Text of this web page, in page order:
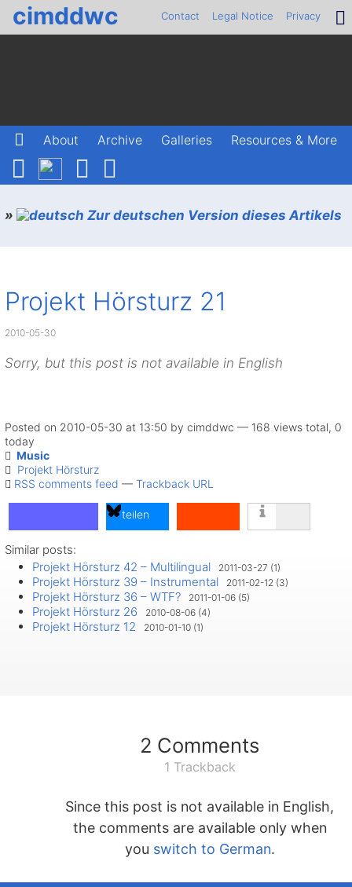
cimddwc Contact Legal Notice Privacy
About Archive Galleries Resources & More
» Zur deutschen Version dieses Artikels
Projekt Hörsturz 21
2010-05-30
Sorry, but this post is not available in English
Posted on 2010-05-30 at 13:50 by cimddwc — 168 views total, 0
today
Music
Projekt Hörsturz
RSS comments feed — Trackback URL
teilen
teilen
teilen
Similar posts:
Projekt Hörsturz 42 – Multilingual
2011-03-27 (1)
Projekt Hörsturz 39 – Instrumental 2011-02-12 (3)
Projekt Hörsturz 36 – WTF? 2011-01-06 (5)
Projekt Hörsturz 26 2010-08-06 (4)
Projekt Hörsturz 12 2010-01-10 (1)
2 Comments
1 Trackback
Since this post is not available in English,
the comments are available only when
you switch to German.